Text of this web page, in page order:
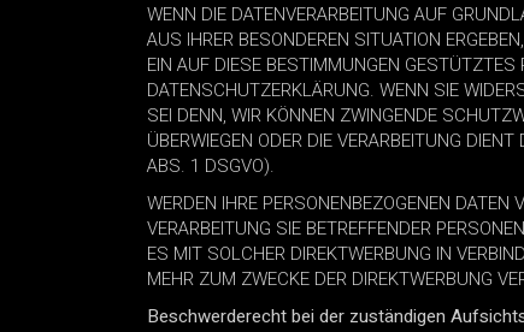
WENN DIE DATENVERARBEITUNG AUF
AUS IHRER BESONDEREN SITUATION
EIN AUF DIESE BESTIMMUNGEN GESTÜTZTES
DATENSCHUTZERKLÄRUNG. WENN SIE
SEI DENN, WIR KÖNNEN ZWINGENDE
ÜBERWIEGEN ODER DIE VERARBEITUNG
ABS. 1 DSGVO).
WERDEN IHRE PERSONENBEZOGENEN
VERARBEITUNG SIE BETREFFENDER
ES MIT SOLCHER DIREKTWERBUNG IN
MEHR ZUM ZWECKE DER DIREKTWERBUNG
Beschwerderecht bei der zuständigen